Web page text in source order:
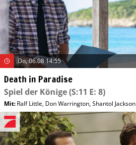
Do, 06.08 14:55
Death in Paradise
Spiel der Könige(S:11 E: 8)
Mit: Ralf Little, Don Warrington,Shantol Jackson